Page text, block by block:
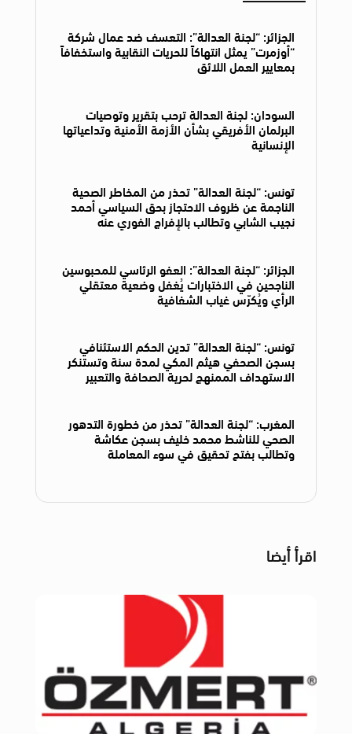
الجزائر: “لجنة العدالة”: التعسف ضد عمال شركة
“أوزمرت” يمثل انتهاكاً للحريات النقابية واستخفافاً
بمعايير العمل اللائق
السودان: لجنة العدالة ترحب بتقرير وتوصيات
البرلمان الأفريقي بشأن الأزمة الأمنية وتداعياتها
الإنسانية
تونس: “لجنة العدالة” تحذر من المخاطر الصحية
الناجمة عن ظروف الاحتجاز بحق السياسي أحمد
نجيب الشابي وتطالب بالإفراج الفوري عنه
الجزائر: “لجنة العدالة”: العفو الرئاسي للمحبوسين
الناجحين في الاختبارات يُغفل وضعية معتقلي
الرأي ويُكرّس غياب الشفافية
تونس: “لجنة العدالة” تدين الحكم الاستئنافي
بسجن الصحفي هيثم المكي لمدة سنة وتستنكر
الاستهداف الممنهج لحرية الصحافة والتعبير
المغرب: “لجنة العدالة” تحذر من خطورة التدهور
الصحي للناشط محمد خليف بسجن عكاشة
وتطالب بفتح تحقيق في سوء المعاملة
اقرأ أيضا